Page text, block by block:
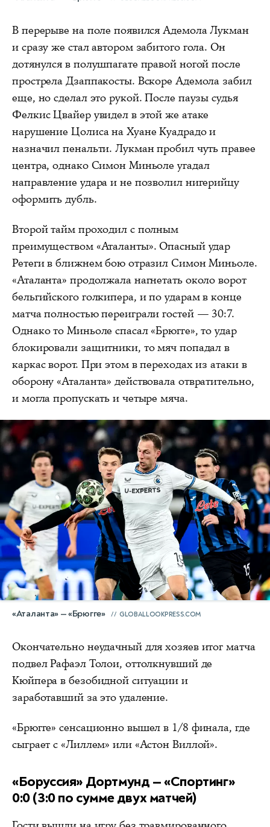
В перерыве на поле появился Адемола Лукман
и сразу же стал автором забитого гола. Он
дотянулся в полушпагате правой ногой после
прострела Дзаппакосты. Вскоре Адемола забил
еще, но сделал это рукой. После паузы судья
Фелкис Цвайер увидел в этой же атаке
нарушение Цолиса на Хуане Куадрадо и
назначил пенальти. Лукман пробил чуть правее
центра, однако Симон Миньоле угадал
направление удара и не позволил нигерийцу
оформить дубль.
Второй тайм проходил с полным
преимуществом «Аталанты». Опасный удар
Ретеги в ближнем бою отразил Симон Миньоле.
«Аталанта» продолжала нагнетать около ворот
бельгийского голкипера, и по ударам в конце
матча полностью переиграли гостей — 30:7.
Однако то Миньоле спасал «Брюгге», то удар
блокировали защитники, то мяч попадал в
каркас ворот. При этом в переходах из атаки в
оборону «Аталанта» действовала отвратительно,
и могла пропускать и четыре мяча.
«Аталанта» — «Брюгге» GLOBALLOOKPRESS.COM
Окончательно неудачный для хозяев итог матча
подвел Рафаэл Толои, оттолкнувший де
Кюйпера в безобидной ситуации и
заработавший за это удаление.
«Брюгге» сенсационно вышел в 1/8 финала, где
сыграет с «Лиллем» или «Астон Виллой».
«Боруссия» Дортмунд — «Спортинг»
0:0 (3:0 по сумме двух матчей)